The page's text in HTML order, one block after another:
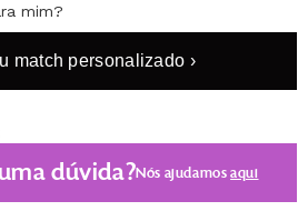
mim?
match personalizado ›
dúvida?Nós ajudamosaqui